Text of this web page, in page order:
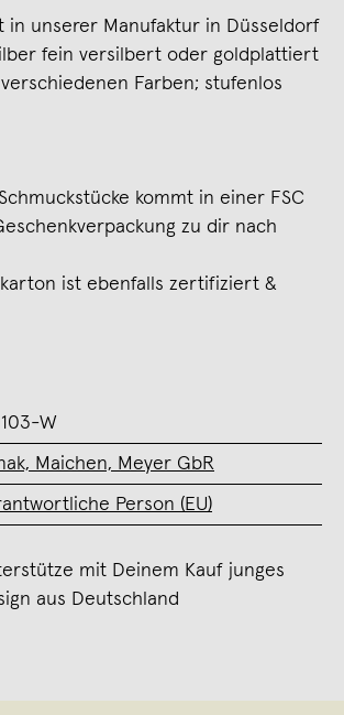
in unserer Manufaktur in Düsseldorf
fein versilbert oder goldplattiert
Farben; stufenlos
kommt in einer FSC
zu dir nach
ist ebenfalls zertifiziert &
W
Maichen, Meyer GbR
Person (EU)
mit Deinem Kauf junges
aus Deutschland